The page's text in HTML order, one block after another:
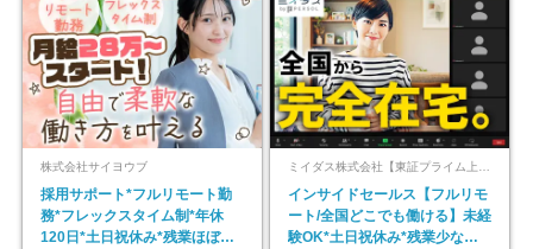
株式会社サイヨウブ
採用サポート*フルリモート勤
務*フレックスタイム制*年休
120日*土日祝休み*残業ほぼな
ミイダス株式会社【東証プライム上場パーソルグループ】
インサイドセールス【フルリモ
ート/全国どこでも働ける】未経
験OK*土日祝休み*残業少なめ*